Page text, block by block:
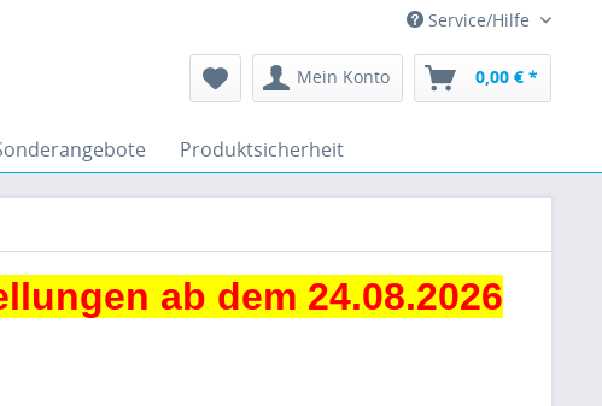
Service/Hilfe
Mein Konto 0,00 € *
Produktsicherheit
ab dem 24.08.2026